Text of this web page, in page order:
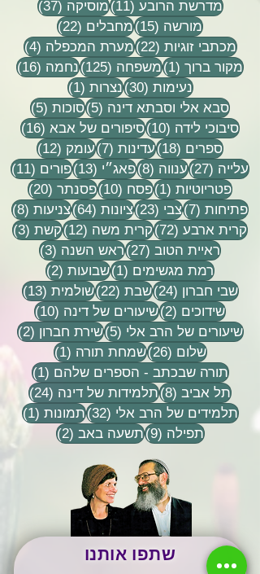
מדרשת הרובע (11) 11 פוסטים
מוסיקה (37)
37 פוסטים
מורשה (15) 15 פוסטים
מחבלים (22)
22 פוסטים
מכתבי זוגיות (22) 22 פוסטים
מערת המכפלה (4)
4 פוסטים
מקור ברוך (1) פוסט 1
משפחה (125) 125 פוסטים
נחמה (16)
16 פוסטים
נעימות (30) 30 פוסטים
נצרות (1)
פוסט 1
סבא אלי וסבתא דינה (5) 5 פוסטיםסוכות (5)
5 פוסטים
סיבוכי לידה (10) 10 פוסטים
סיפורים של אבא (16)
16 פוסטים
ספרים (18) 18 פוסטים
עדינות (7) 7 פוסטיםעומק (12)
12 פוסטים
עלייה (27) 27 פוסטים
ענווה (8) 8 פוסטיםפאג״י (13) 13 פוסטים
פורים (11)
11
פטריוטיות (1) פוסט 1
פסח (10) 10 פוסטים
פסנתר (20)
20 פוסטים
פתיחות (7) 7 פוסטיםצבי (23) 23 פוסטים
ציונות (64) 64 פוסטים
צניעות (8)
8 פוסטים
קרית ארבע (72) 72 פוסטים
קרית משה (12) 12 פוסטים
קשת (3)
3 פוסטים
ראיית הטוב (27) 27 פוסטים
ראש השנה (3)
3 פוסטים
רמת מגשימים (1) פוסט 1
שבועות (2)
2 פוסטים
שבי חברון (24) 24 פוסטים
שבת (22) 22 פוסטים
שולמית (13)
13 פוסטים
שידוכים (2) 2 פוסטיםשיעורים של דינה (10)
10 פוסטים
שיעורים של הרב אלי (5) 5 פוסטיםשירת חברון (2)
2 פוסטים
שלום (26) 26 פוסטים
שמחת תורה (1)
פוסט 1
תורה שבכתב - הספרים שלהם (1)
פוסט 1
תל אביב (8) 8 פוסטיםתלמידות של דינה (24)
24 פוסטים
תלמידים של הרב אלי (32) 32 פוסטים
תמונות (1)
תפילה (9) 9 פוסטיםתשעה באב (2) 2 פוסטים
שתפו אותנו